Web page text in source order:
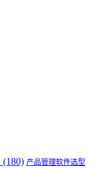
(180) 产品管理软件选型